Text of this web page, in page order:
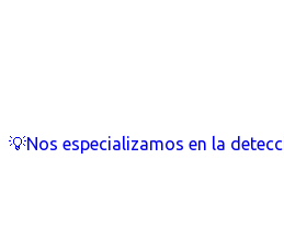
💡Nos especializamos en la